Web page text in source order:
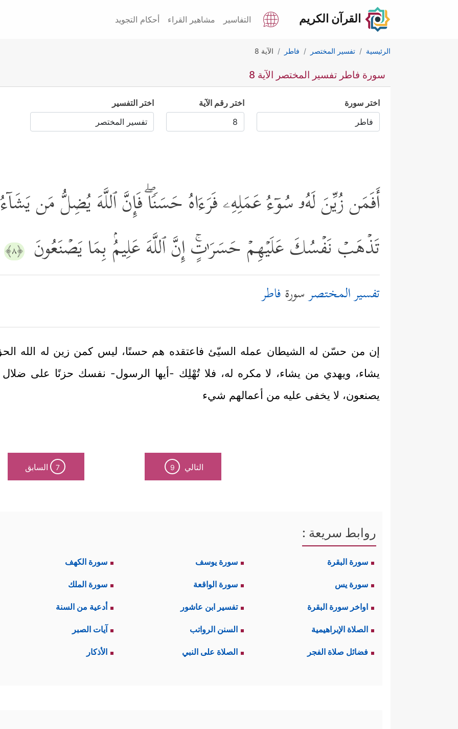
القرآن الكريم التفاسير مشاهير القراء أحكام التجويد
الرئيسية تفسير المختصر فاطر الآية 8
سورة فاطر تفسير المختصر الآية 8
اختر سورة اختر رقم الآية اختر التفسير
أَفَمَن زُیِّنَ لَهُۥ سُوۤءُ عَمَلِهِۦ فَرَءَاهُ حَسَنࣰاۖ فَإِنَّ ٱللَّهَ یُضِلُّ مَن
تَذۡهَبۡ نَفۡسُكَ عَلَیۡهِمۡ حَسَرَ ٰ⁠تٍۚ إِنَّ ٱللَّهَ عَلِیمُۢ بِمَا یَصۡنَعُونَ ﴿٨﴾
تفسير المختصرسورةفاطر
إن من حسّن له الشيطان عمله السيّئ فاعتقده هم حسنًا، ليس كمن زين له الله
يشاء، ويهدي من يشاء، لا مكره له، فلا تُهْلِك -أيها الرسول- نفسك حزنًا على ضلال
يصنعون، لا يخفى عليه من أعمالهم شيء
التالي 9
7 السابق
روابط سريعة :
سورة البقرة سورة يوسف سورة الكهف
سورة يس سورة الواقعة سورة الملك
اواخر سورة البقرة تفسير ابن عاشور أدعية من السنة
الصلاة الإبراهيمية السنن الرواتب آيات الصبر
فضائل صلاة الفجر الصلاة على النبي الأذكار